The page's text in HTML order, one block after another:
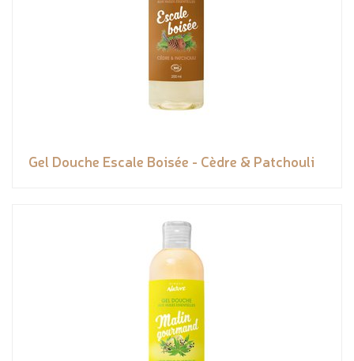
Gel Douche Escale Boisée - Cèdre & Patchouli